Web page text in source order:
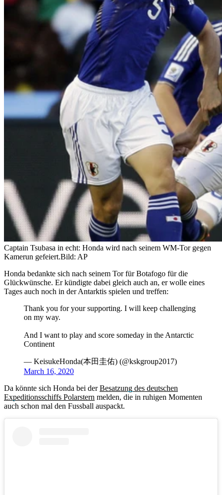
Captain Tsubasa in echt: Honda wird nach seinem WM-Tor gegen
Kamerun gefeiert.Bild: AP
Honda bedankte sich nach seinem Tor für Botafogo für die
Glückwünsche. Er kündigte dabei gleich auch an, er wolle eines
Tages auch noch in der Antarktis spielen und treffen:
Thank you for your supporting. I will keep challenging
on my way.
And I want to play and score someday in the Antarctic
Continent
— KeisukeHonda(本田圭佑) (@kskgroup2017)
March 16, 2020
Da könnte sich Honda bei derBesatzung des deutschen
Expeditionsschiffs Polarstern melden, die in ruhigen Momenten
auch schon mal den Fussball auspackt.